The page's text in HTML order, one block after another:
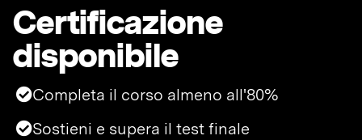
Certificazione
disponibile
Completa il corso almeno all'80%
Sostieni e supera il test finale